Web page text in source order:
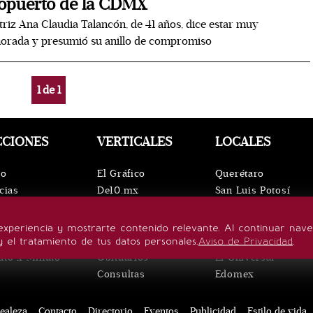
de la CDMX
Ana Claudia Talancón, de 41 años, dice estar muy
y presumió su anillo de compromiso
1de1
y mostrarte contenido relevante. Al continuar
el tratamiento de tus datos personales.Aviso de Privacidad.
de vida
x Minuto
VERTICALES
El Gráfico
De10.mx
Confabulario
Aviso Oportuno
Obituarios
Consultas
LOCALES
Querétaro
San Luis Potosí
Puebla
Hidalgo
El Universal
Edomex